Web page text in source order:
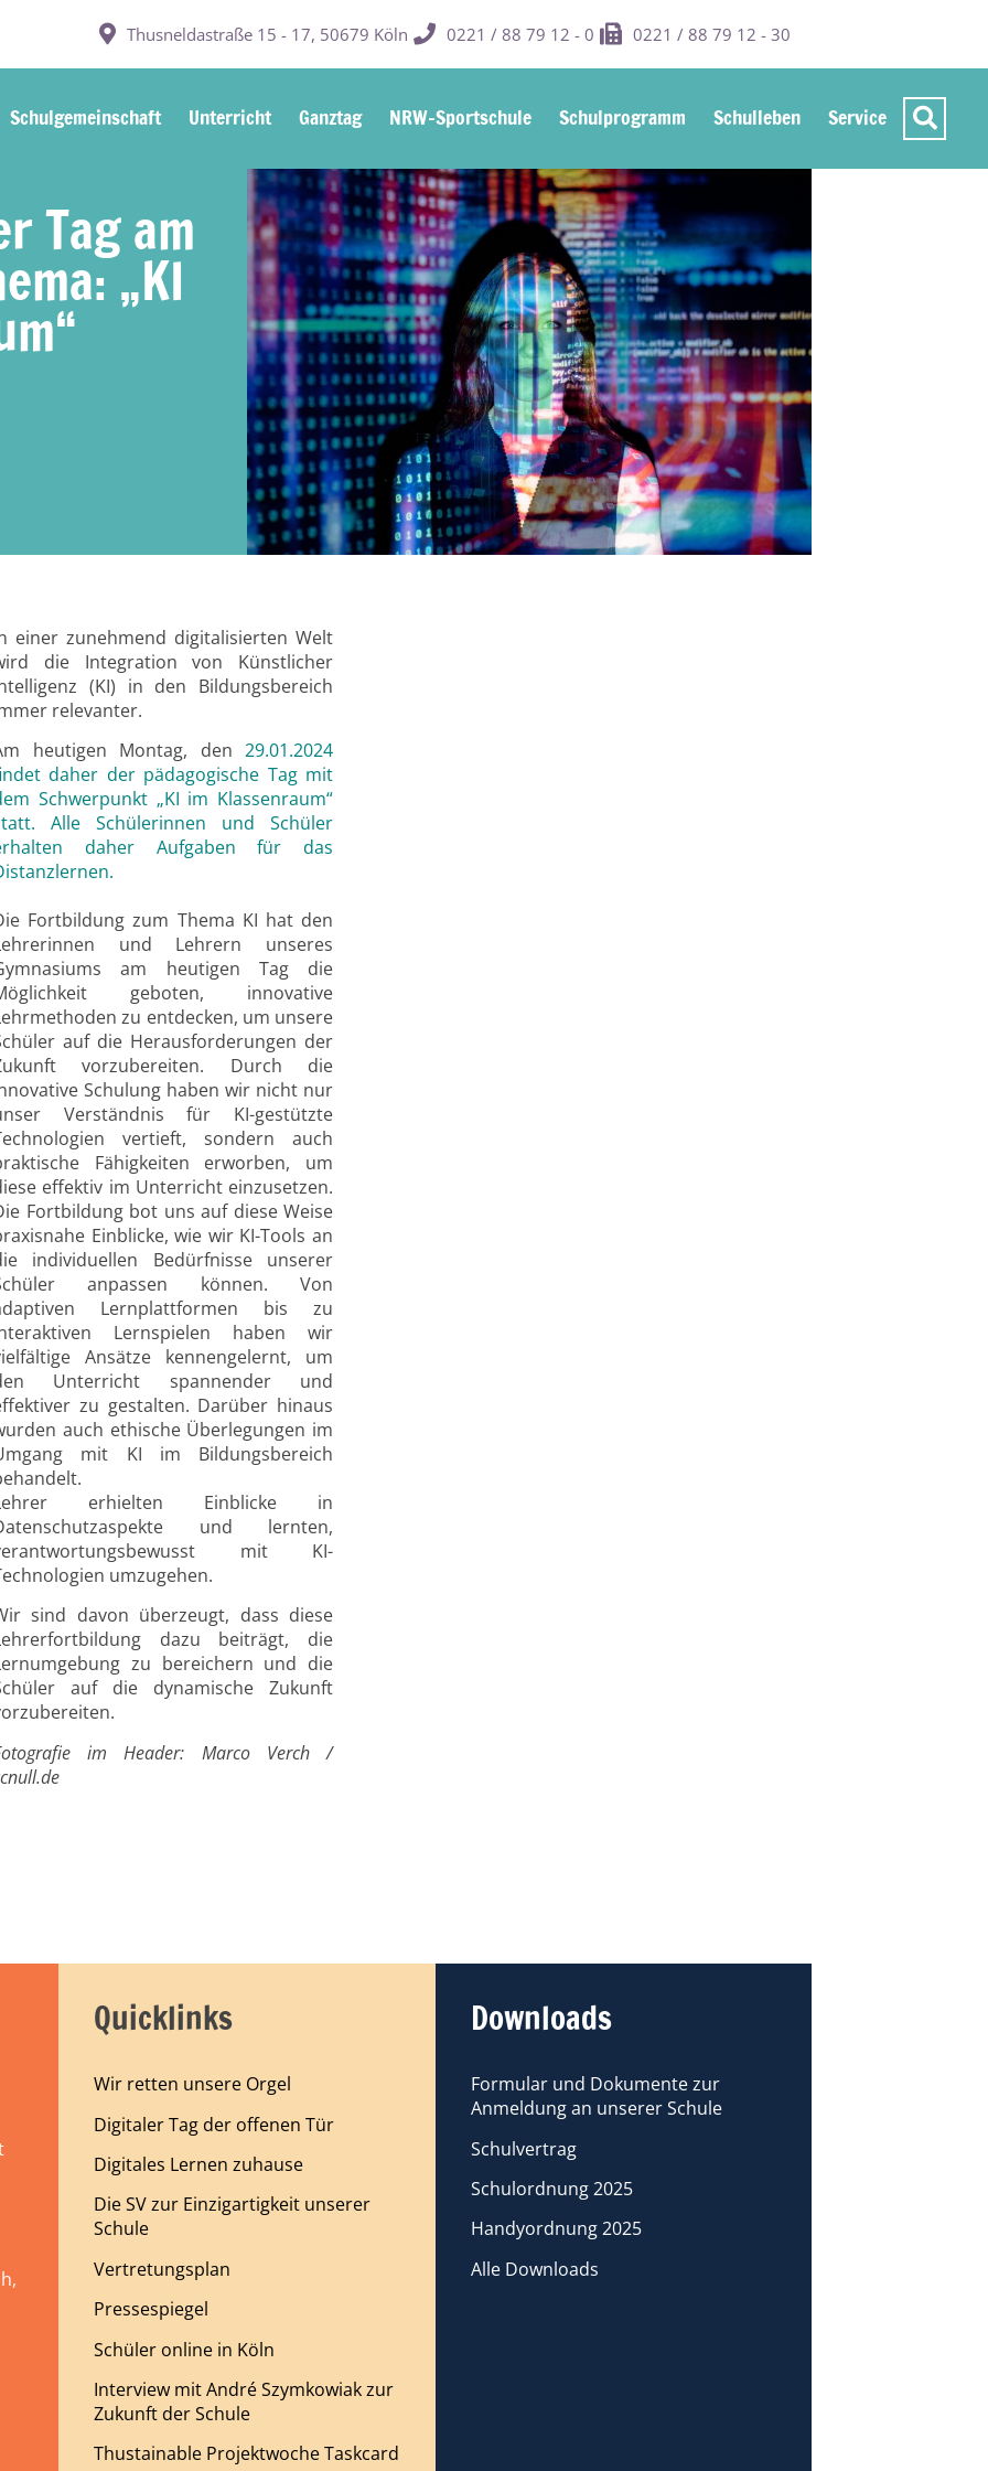
Thusneldastraße 15 - 17, 50679 Köln 0221 / 88 79 12 - 0 0221 / 88 79 12 - 30
Schulgemeinschaft Unterricht Ganztag NRW-Sportschule Schulprogramm Schulleben Service
Tag am
„KI
einer zunehmend digitalisierten Welt
die Integration von Künstlicher
(KI) in den Bildungsbereich
relevanter.
heutigen Montag, den 29.01.2024
daher der pädagogische Tag mit
Schwerpunkt „KI im Klassenraum“
Alle Schülerinnen und Schüler
daher Aufgaben für das
Fortbildung zum Thema KI hat den
und Lehrern unseres
am heutigen Tag die
geboten, innovative
zu entdecken, um unsere
auf die Herausforderungen der
vorzubereiten. Durch die
Schulung haben wir nicht nur
Verständnis für KI-gestützte
vertieft, sondern auch
Fähigkeiten erworben, um
effektiv im Unterricht einzusetzen.
Fortbildung bot uns auf diese Weise
Einblicke, wie wir KI-Tools an
individuellen Bedürfnisse unserer
anpassen können. Von
Lernplattformen bis zu
Lernspielen haben wir
Ansätze kennengelernt, um
Unterricht spannender und
zu gestalten. Darüber hinaus
auch ethische Überlegungen im
mit KI im Bildungsbereich
erhielten Einblicke in
und lernten,
mit KI-
umzugehen.
sind davon überzeugt, dass diese
dazu beiträgt, die
zu bereichern und die
auf die dynamische Zukunft
im Header: Marco Verch/
Quicklinks
Wir retten unsere Orgel
Digitaler Tag der offenen Tür
Digitales Lernen zuhause
Die SV zur Einzigartigkeit unserer
Schule
Vertretungsplan
Pressespiegel
Schüler online in Köln
Interview mit André Szymkowiak zur
Zukunft der Schule
Thustainable Projektwoche Taskcard
Downloads
Formular und Dokumente zur
Anmeldung an unserer Schule
Schulvertrag
Schulordnung 2025
Handyordnung 2025
Alle Downloads